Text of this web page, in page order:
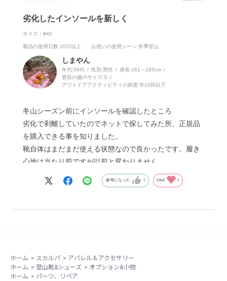
劣化したインソールを新しく
サイズ：#40
製品の使用日数:10日以上 お使いの使用シーン:冬季登山
しまやん
年代:50代 性別:男性 身長:161～165cm
普段の服のサイズ:S
アウトドアアクティビティの頻度:年10回以下
冬山シーズン前にインソールを確認したところ
劣化で剥離していたのでネットで探してみた所、正規品
を購入できる事を知りました。
靴自体はまだまだ使える状態なので良かったです。履き
心地は当たり前ですが以前と変わりません。
参考になった 0 Like! 0
ホーム > スカルパ > アパレル＆アクセサリー
ホーム > 登山靴&シューズ > オプション&小物
ホーム > パーツ、リペア